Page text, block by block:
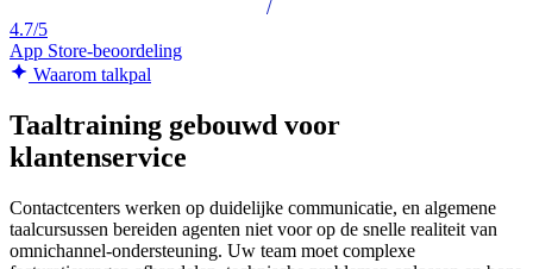
4.7/5
App Store-beoordeling
Waarom talkpal
Taaltraining gebouwd voor
klantenservice
Contactcenters werken op duidelijke communicatie, en algemene
taalcursussen bereiden agenten niet voor op de snelle realiteit van
omnichannel-ondersteuning. Uw team moet complexe